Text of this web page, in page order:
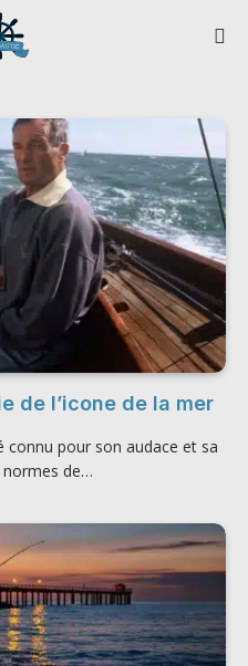
de l’icone de la mer
connu pour son audace et sa
normes de…